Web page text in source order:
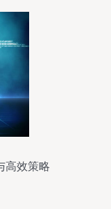
高效策略